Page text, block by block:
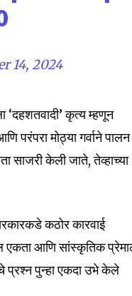
14, 2024
‘दहशतवादी’ कृत्य म्हणून
परंपरा मोठ्या गर्वाने पालन
साजरी केली जाते, तेव्हाच्या
कठोर कारवाई
एकता आणि सांस्कृतिक
प्रश्न पुन्हा एकदा उभे केले